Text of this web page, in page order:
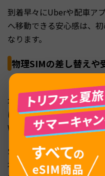
到着早々にUberや配車ア
へ移動できる安心感は、
なります。
物理SIMの差し替えや
レンタルWiFiは出発前の
地SIMは空港カウンターで
はこうした物理的なやり
Webサイト上で完結しま
SIMカードのピン抜きやサ
本のSIMはそのまま挿し